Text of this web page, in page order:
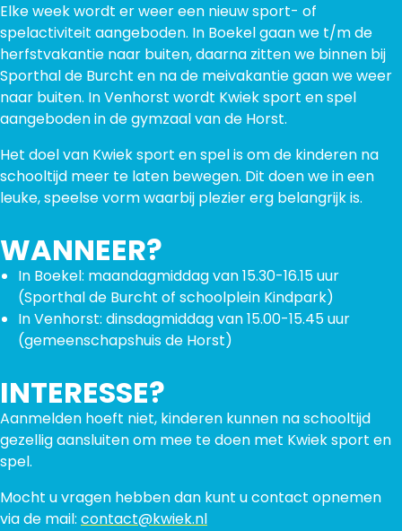
Elke week wordt er weer een nieuw sport- of
spelactiviteit aangeboden. In Boekel gaan we t/m de
herfstvakantie naar buiten, daarna zitten we binnen bij
Sporthal de Burcht en na de meivakantie gaan we weer
naar buiten. In Venhorst wordt Kwiek sport en spel
aangeboden in de gymzaal van de Horst.
Het doel van Kwiek sport en spel is om de kinderen na
schooltijd meer te laten bewegen. Dit doen we in een
leuke, speelse vorm waarbij plezier erg belangrijk is.
WANNEER?
In Boekel: maandagmiddag van 15.30-16.15 uur
(Sporthal de Burcht of schoolplein Kindpark)
In Venhorst: dinsdagmiddag van 15.00-15.45 uur
(gemeenschapshuis de Horst)
INTERESSE?
Aanmelden hoeft niet, kinderen kunnen na schooltijd
gezellig aansluiten om mee te doen met Kwiek sport en
spel.
Mocht u vragen hebben dan kunt u contact opnemen
via de mail: contact@kwiek.nl